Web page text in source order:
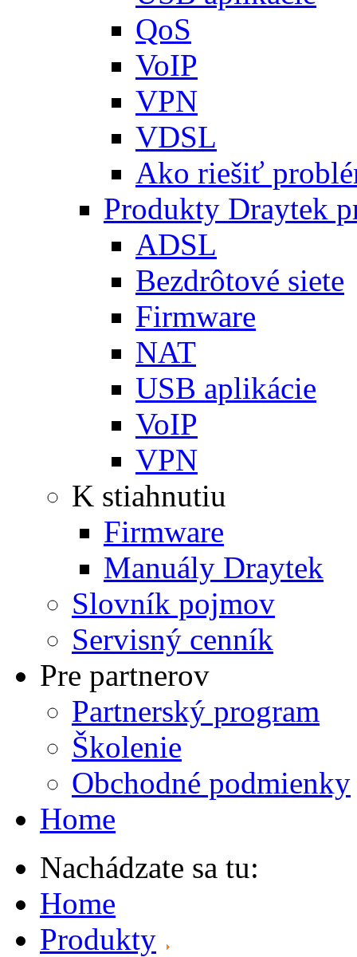
QoS
VoIP
VPN
VDSL
Ako riešiť
Produkty Draytek
ADSL
Bezdrôtové siete
Firmware
NAT
USB aplikácie
VoIP
VPN
K stiahnutiu
Firmware
Manuály Draytek
Slovník pojmov
Servisný cenník
Pre partnerov
Partnerský program
Školenie
Obchodné podmienky
Home
Nachádzate sa tu:
Home
Produkty